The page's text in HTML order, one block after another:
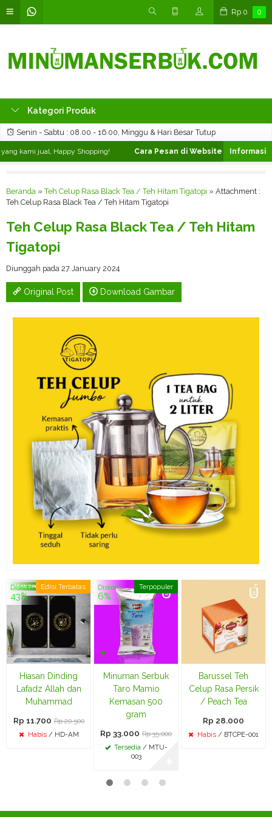
Rp 0 0
Kategori Produk
Senin - Sabtu : 08.00 - 16.00, Minggu & Hari Besar Tutup
kami jual, Happy Shopping! Cara Pesan di Website ❯ Silahkan
Beranda »Teh Celup Rasa Black Tea / Teh Hitam Tigatopi » Attachment :
Teh Celup Rasa Black Tea / Teh Hitam Tigatopi
Teh Celup Rasa Black Tea / Teh Hitam
Tigatopi
Diunggah pada 27 January 2024
Original Post Download Gambar
Edisi Terbatas
Diskon
43%
Hiasan Dinding
Lafadz Allah dan
Muhammad
Rp 11.700 Rp 20.500
Habis/ HD-AM
Terpopuler
Diskon
6%
Minuman Serbuk
Taro Mamio
Kemasan 500
gram
Rp 33.000 Rp 35.000
Tersedia/ MTU-
003
Barussel Teh
Celup Rasa Persik
/ Peach Tea
Rp 28.000
Habis / BTCPE-001